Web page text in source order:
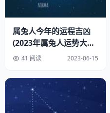
属兔人今年的运程吉凶
(2023年属兔人运势大介
绍)41 阅读 2023-06-15